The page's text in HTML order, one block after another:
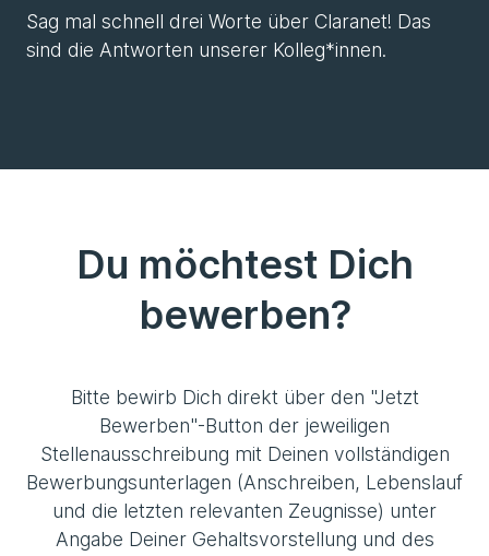
Sag mal schnell drei Worte über Claranet! Das
sind die Antworten unserer Kolleg*innen.
Du möchtest Dich
bewerben?
Bitte bewirb Dich direkt über den "Jetzt
Bewerben"-Button der jeweiligen
Stellenausschreibung mit Deinen vollständigen
Bewerbungsunterlagen (Anschreiben, Lebenslauf
und die letzten relevanten Zeugnisse) unter
Angabe Deiner Gehaltsvorstellung und des